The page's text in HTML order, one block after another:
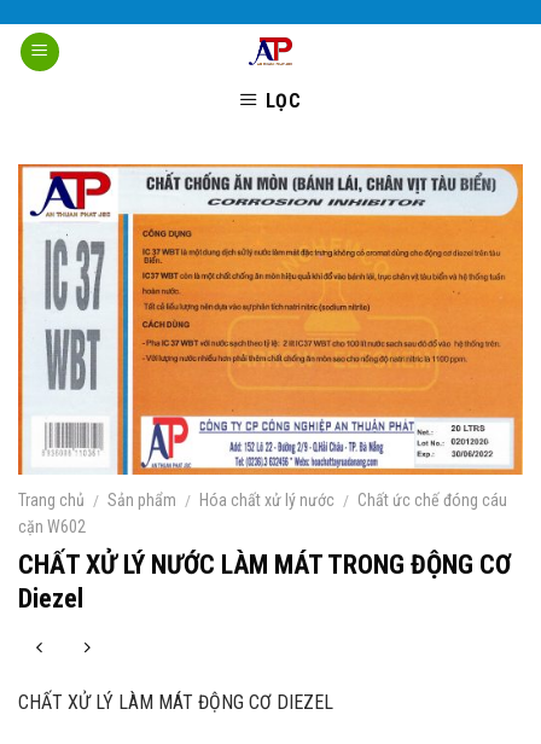
content
LỌC
Trang chủ / Sản phẩm / Hóa chất xử lý nước / Chất ức chế đóng cáu
cặn W602
CHẤT XỬ LÝ NƯỚC LÀM MÁT TRONG ĐỘNG CƠ
Diezel
CHẤT XỬ LÝ LÀM MÁT ĐỘNG CƠ DIEZEL